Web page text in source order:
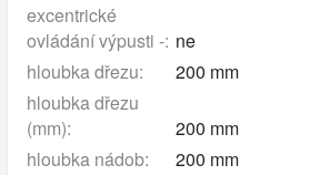
excentrické
ovládání výpusti -: ne
hloubka dřezu:
200 mm
hloubka dřezu
(mm):
200 mm
hloubka nádob:
200 mm